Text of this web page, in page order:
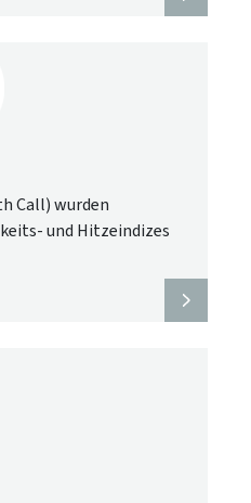
Call) wurden
und Hitzeindizes